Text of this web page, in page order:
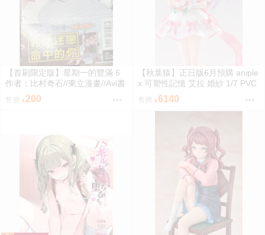
【首刷限定版】星期一的豐滿 6
作者：比村奇石//東立漫畫//Avi書
200
【秋葉猿】正日版6月預購 aniple
x 可塑性記憶 艾拉 婚紗 1/7 PVC
完成品6140